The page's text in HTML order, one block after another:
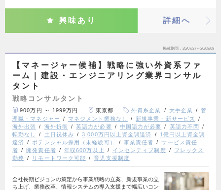
興味あり 詳細へ
掲載期間 26/07/27～26/08/09
【マネージャー候補】戦略に強い外資系ファ
ーム｜建設・エンジニアリング業界コンサル
タント
戦略コンサルタント
900万円 ～ 1999万円 東京都 外資系企業 大手企業
管
理職・マネジャー
マネジメント業務なし
新規事業・新サービス
海外出張
海外折衝 英語力が必要 中国語力が必要
英語力不問
転勤なし
土日祝休み 3,000万円以上資金調達済
1億円以上資金調
達済
ポテンシャル採用（未経験可） 事業責任者
サービス責任
者
開発責任者 年収600万以上 インセンティブ制度
フレックス
勤務
リモートワーク可能 育児支援制度
全社長期ビジョンの策定から事業戦略の立案、新規事業の立
ち上げ、業務改革、情報システムの導入支援まで幅広いコン